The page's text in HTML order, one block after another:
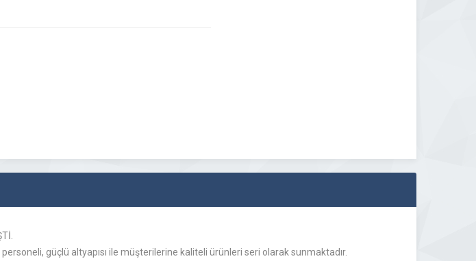
güçlü altyapısı ile müşterilerine kaliteli ürünleri seri olarak sunmaktadır.